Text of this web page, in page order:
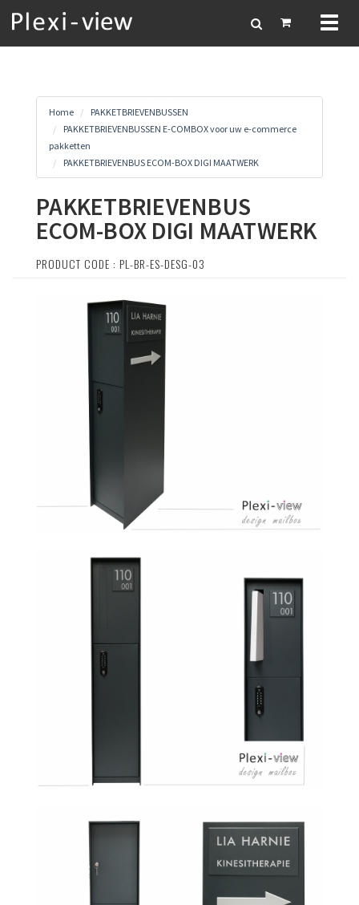
Home
PAKKETBRIEVENBUSSEN
PAKKETBRIEVENBUSSEN E-COMBOX voor uw e-commerce
pakketten
PAKKETBRIEVENBUS ECOM-BOX DIGI MAATWERK
PAKKETBRIEVENBUS
ECOM-BOX DIGI MAATWERK
PRODUCT CODE : PL-BR-ES-DESG-03